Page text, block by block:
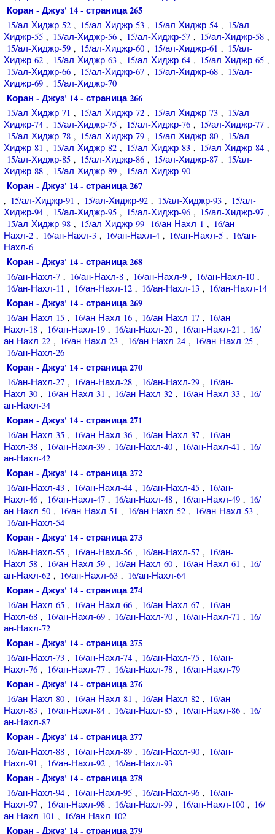
Коран - Джуз' 14 - страница 265
15/ал-Хиджр-52 , 15/ал-Хиджр-53 , 15/ал-Хиджр-54 , 15/ал-
Хиджр-55 , 15/ал-Хиджр-56 , 15/ал-Хиджр-57 , 15/ал-Хиджр-58 ,
15/ал-Хиджр-59 , 15/ал-Хиджр-60 , 15/ал-Хиджр-61 , 15/ал-
Хиджр-62 , 15/ал-Хиджр-63 , 15/ал-Хиджр-64 , 15/ал-Хиджр-65 ,
15/ал-Хиджр-66 , 15/ал-Хиджр-67 , 15/ал-Хиджр-68 , 15/ал-
Хиджр-69 , 15/ал-Хиджр-70
Коран - Джуз' 14 - страница 266
15/ал-Хиджр-71 , 15/ал-Хиджр-72 , 15/ал-Хиджр-73 , 15/ал-
Хиджр-74 , 15/ал-Хиджр-75 , 15/ал-Хиджр-76 , 15/ал-Хиджр-77 ,
15/ал-Хиджр-78 , 15/ал-Хиджр-79 , 15/ал-Хиджр-80 , 15/ал-
Хиджр-81 , 15/ал-Хиджр-82 , 15/ал-Хиджр-83 , 15/ал-Хиджр-84 ,
15/ал-Хиджр-85 , 15/ал-Хиджр-86 , 15/ал-Хиджр-87 , 15/ал-
Хиджр-88 , 15/ал-Хиджр-89 , 15/ал-Хиджр-90
Коран - Джуз' 14 - страница 267
, 15/ал-Хиджр-91 , 15/ал-Хиджр-92 , 15/ал-Хиджр-93 , 15/ал-
Хиджр-94 , 15/ал-Хиджр-95 , 15/ал-Хиджр-96 , 15/ал-Хиджр-97 ,
15/ал-Хиджр-98 , 15/ал-Хиджр-99 16/ан-Нахл-1 , 16/ан-
Нахл-2 , 16/ан-Нахл-3 , 16/ан-Нахл-4 , 16/ан-Нахл-5 , 16/ан-
Нахл-6
Коран - Джуз' 14 - страница 268
16/ан-Нахл-7 , 16/ан-Нахл-8 , 16/ан-Нахл-9 , 16/ан-Нахл-10 ,
16/ан-Нахл-11 , 16/ан-Нахл-12 , 16/ан-Нахл-13 , 16/ан-Нахл-14
Коран - Джуз' 14 - страница 269
16/ан-Нахл-15 , 16/ан-Нахл-16 , 16/ан-Нахл-17 , 16/ан-
Нахл-18 , 16/ан-Нахл-19 , 16/ан-Нахл-20 , 16/ан-Нахл-21 , 16/
ан-Нахл-22 , 16/ан-Нахл-23 , 16/ан-Нахл-24 , 16/ан-Нахл-25 ,
16/ан-Нахл-26
Коран - Джуз' 14 - страница 270
16/ан-Нахл-27 , 16/ан-Нахл-28 , 16/ан-Нахл-29 , 16/ан-
Нахл-30 , 16/ан-Нахл-31 , 16/ан-Нахл-32 , 16/ан-Нахл-33 , 16/
ан-Нахл-34
Коран - Джуз' 14 - страница 271
16/ан-Нахл-35 , 16/ан-Нахл-36 , 16/ан-Нахл-37 , 16/ан-
Нахл-38 , 16/ан-Нахл-39 , 16/ан-Нахл-40 , 16/ан-Нахл-41 , 16/
ан-Нахл-42
Коран - Джуз' 14 - страница 272
16/ан-Нахл-43 , 16/ан-Нахл-44 , 16/ан-Нахл-45 , 16/ан-
Нахл-46 , 16/ан-Нахл-47 , 16/ан-Нахл-48 , 16/ан-Нахл-49 , 16/
ан-Нахл-50 , 16/ан-Нахл-51 , 16/ан-Нахл-52 , 16/ан-Нахл-53 ,
16/ан-Нахл-54
Коран - Джуз' 14 - страница 273
16/ан-Нахл-55 , 16/ан-Нахл-56 , 16/ан-Нахл-57 , 16/ан-
Нахл-58 , 16/ан-Нахл-59 , 16/ан-Нахл-60 , 16/ан-Нахл-61 , 16/
ан-Нахл-62 , 16/ан-Нахл-63 , 16/ан-Нахл-64
Коран - Джуз' 14 - страница 274
16/ан-Нахл-65 , 16/ан-Нахл-66 , 16/ан-Нахл-67 , 16/ан-
Нахл-68 , 16/ан-Нахл-69 , 16/ан-Нахл-70 , 16/ан-Нахл-71 , 16/
ан-Нахл-72
Коран - Джуз' 14 - страница 275
16/ан-Нахл-73 , 16/ан-Нахл-74 , 16/ан-Нахл-75 , 16/ан-
Нахл-76 , 16/ан-Нахл-77 , 16/ан-Нахл-78 , 16/ан-Нахл-79
Коран - Джуз' 14 - страница 276
16/ан-Нахл-80 , 16/ан-Нахл-81 , 16/ан-Нахл-82 , 16/ан-
Нахл-83 , 16/ан-Нахл-84 , 16/ан-Нахл-85 , 16/ан-Нахл-86 , 16/
ан-Нахл-87
Коран - Джуз' 14 - страница 277
16/ан-Нахл-88 , 16/ан-Нахл-89 , 16/ан-Нахл-90 , 16/ан-
Нахл-91 , 16/ан-Нахл-92 , 16/ан-Нахл-93
Коран - Джуз' 14 - страница 278
16/ан-Нахл-94 , 16/ан-Нахл-95 , 16/ан-Нахл-96 , 16/ан-
Нахл-97 , 16/ан-Нахл-98 , 16/ан-Нахл-99 , 16/ан-Нахл-100 , 16/
ан-Нахл-101 , 16/ан-Нахл-102
Коран - Джуз' 14 - страница 279